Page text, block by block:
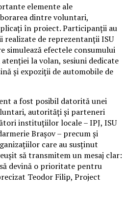
elemente ale
dintre voluntari,
în proiect. Participanții au
realizate de reprezentanții ISU
simulează efectele consumului
la volan, sesiuni dedicate
și expoziții de automobile de
a fost posibil datorită unei
autorități și parteneri
instituțiilor locale – IPJ, ISU
Brașov – precum și
care au susținut
să transmitem un mesaj clar:
devină o prioritate pentru
Teodor Filip, Project